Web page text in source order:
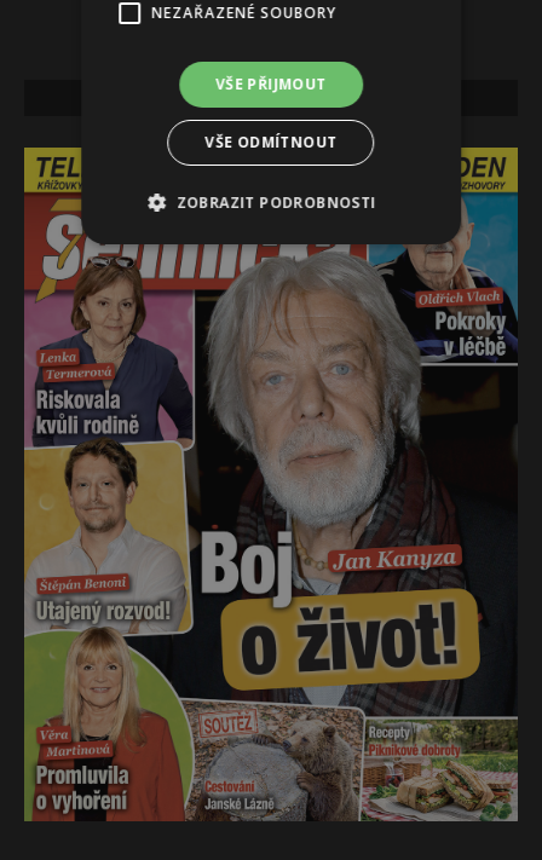
NEJNOVĚJŠÍ VYDÁNÍ
NEZAŘAZENÉ SOUBORY
VŠE PŘIJMOUT
VŠE ODMÍTNOUT
ZOBRAZIT PODROBNOSTI